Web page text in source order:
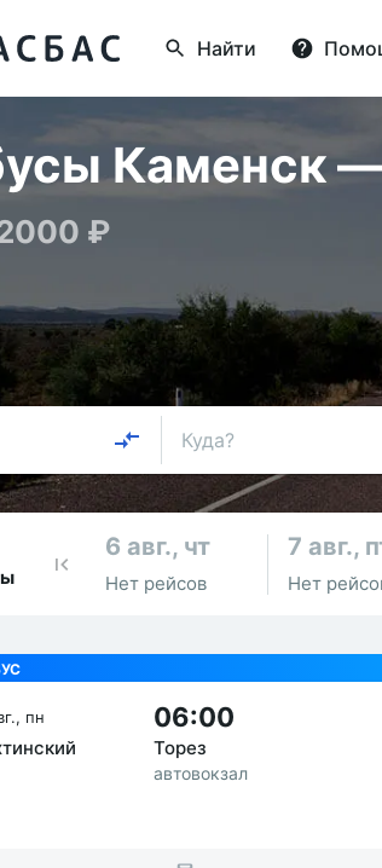
Найти
Каменск —
₽
Куда?
6 авг., чт
Нет рейсов
7 авг.,
Нет
пн 06:00
Торез
автовокзал